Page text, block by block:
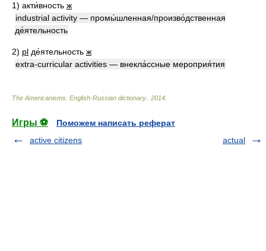
1) акти́вность ж
industrial activity — промы́шленная/произво́дственная
де́ятельность
2) pl де́ятельность ж
extra-curricular activities — внекла́ссные мероприя́тия
The Americanisms. English-Russian dictionary. 2014
Игры ⚽
Поможем написать реферат
active citizens
actual